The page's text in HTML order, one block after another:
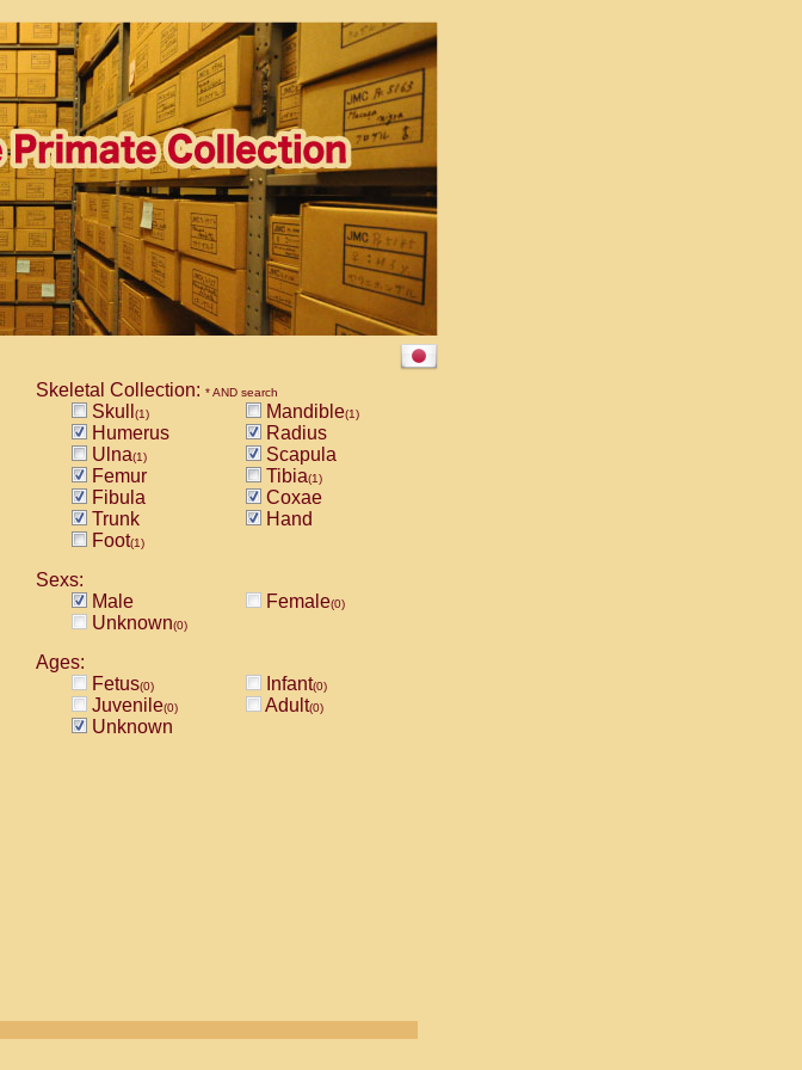
Skeletal Collection: * AND search
Skull (1) Mandible(1)
Humerus
Radius
Ulna(1)
Scapula
Femur
Tibia(1)
Fibula
Coxae
Trunk
Hand
Foot(1)
Sexs:
Male
Female(0)
Unknown(0)
Ages:
Fetus(0) Infant(0)
Juvenile(0) Adult(0)
Unknown